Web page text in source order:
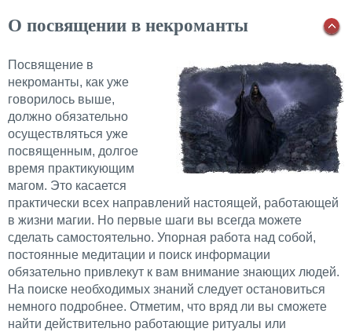
О посвящении в некроманты
Посвящение в
некроманты, как уже
говорилось выше,
должно обязательно
осуществляться уже
посвященным, долгое
время практикующим
магом. Это касается
практически всех направлений настоящей, работающей
в жизни магии. Но первые шаги вы всегда можете
сделать самостоятельно. Упорная работа над собой,
постоянные медитации и поиск информации
обязательно привлекут к вам внимание знающих людей.
На поиске необходимых знаний следует остановиться
немного подробнее. Отметим, что вряд ли вы сможете
найти действительно работающие ритуалы или